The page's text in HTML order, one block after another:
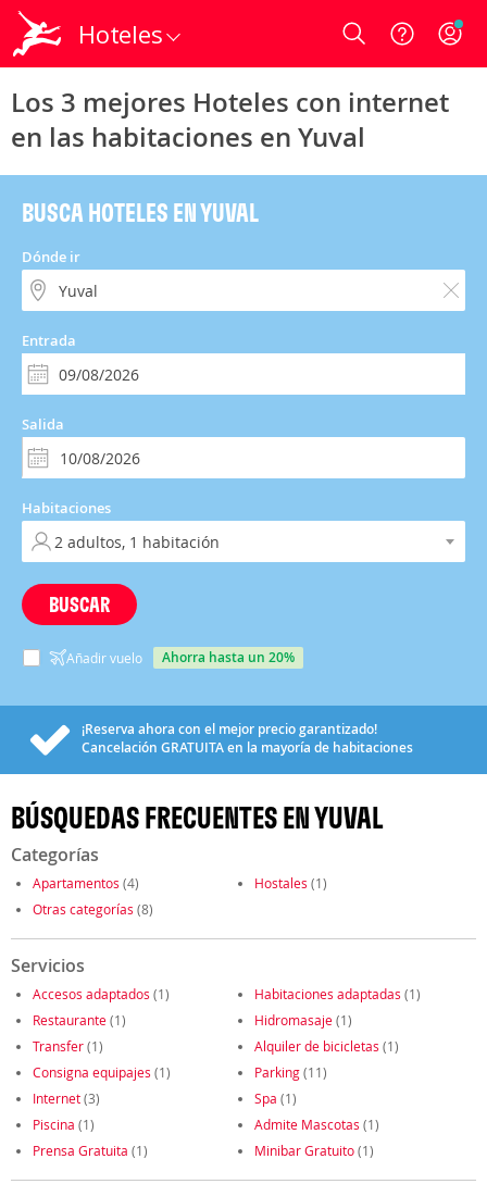
Hoteles Login
Los 3 mejores Hoteles con internet
en las habitaciones en Yuval
BUSCA HOTELES EN YUVAL
Dónde ir
Entrada
Salida
Habitaciones
BUSCAR
Añadir vuelo ahorra hasta un 20%
¡Reserva ahora con el mejor precio garantizado!
Cancelación GRATUITAen la mayoría de habitaciones
BÚSQUEDAS FRECUENTES EN YUVAL
Categorías
Apartamentos (4) Hostales (1)
Otras categorías (8)
Servicios
Accesos adaptados (1) Habitaciones adaptadas (1)
Restaurante(1) Hidromasaje(1)
Transfer(1) Alquiler de bicicletas (1)
Consigna equipajes (1) Parking(11)
Internet(3) Spa (1)
Piscina (1) Admite Mascotas (1)
Prensa Gratuita (1) Minibar Gratuito(1)